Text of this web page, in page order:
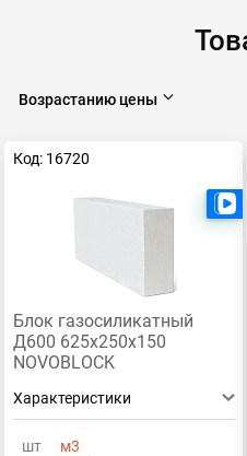
Возрастанию цены
Код: 16720
Блок газосиликатный
Д600 625х250х150
NOVOBLOCK
Характеристики
шт м3